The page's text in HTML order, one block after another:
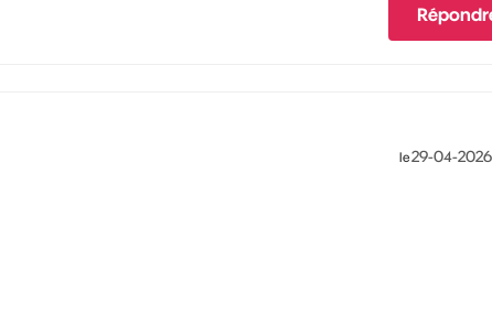
le‎29-04-2026